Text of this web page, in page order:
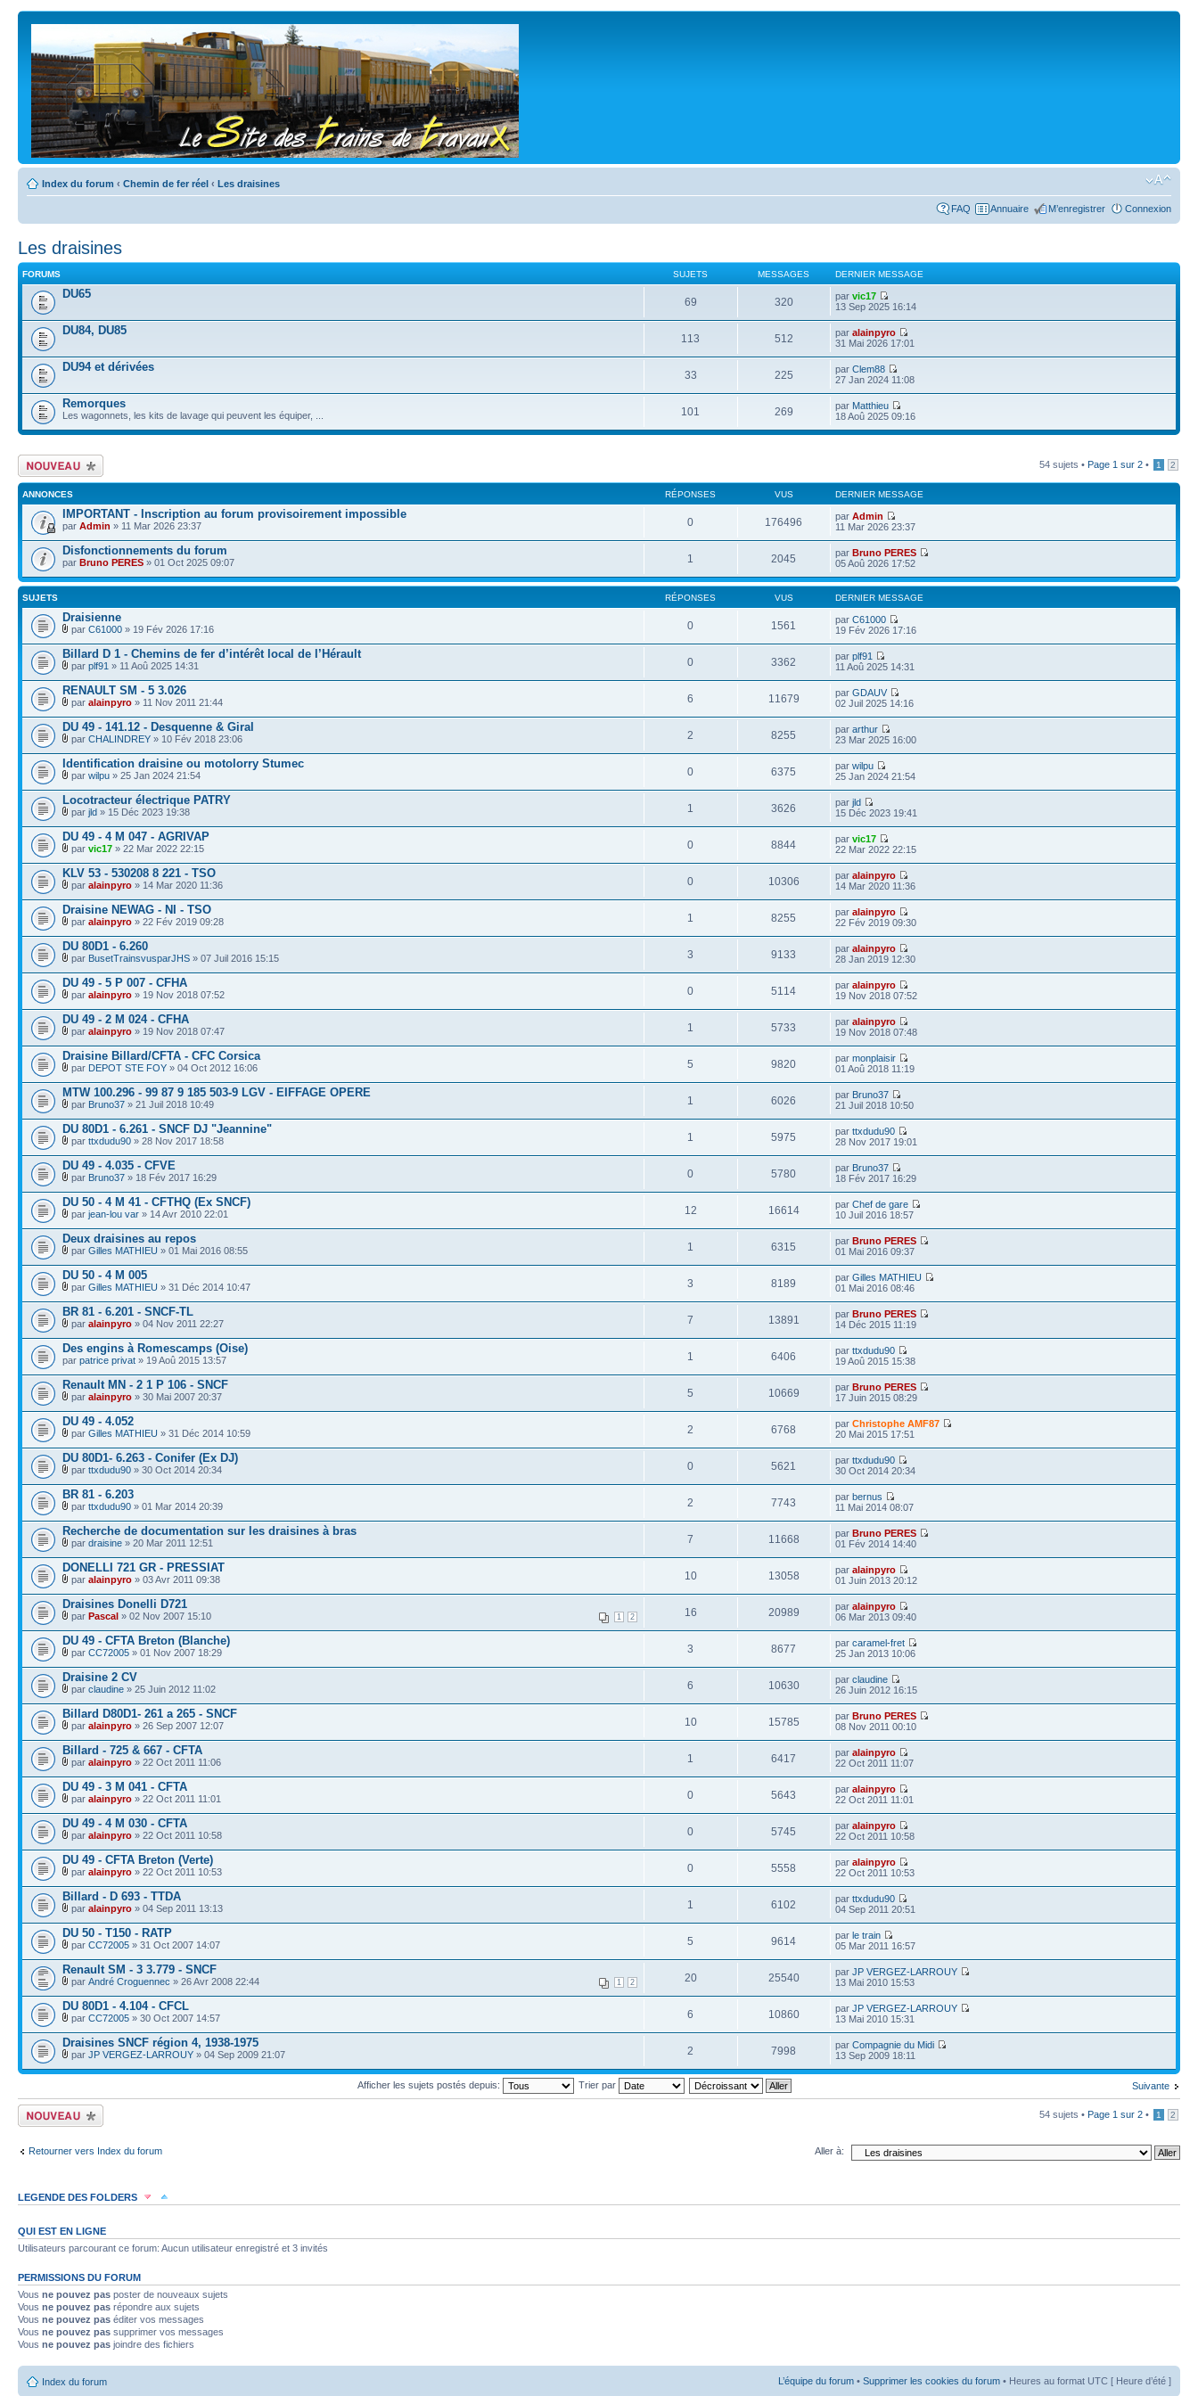
Index du forum ‹ Chemin de fer réel ‹ Les draisines
FAQ Annuaire M’enregistrer Connexion
Les draisines
FORUMS SUJETS MESSAGES DERNIER MESSAGE
DU65
69 320 parvic17
13 Sep 2025 16:14
DU84, DU85
113 512 paralainpyro
31 Mai 2026 17:01
DU94 et dérivées
33 225 parClem88
27 Jan 2024 11:08
Remorques
Les wagonnets, les kits de lavage qui peuvent les équiper, ... 101 269 par Matthieu
18 Aoû 2025 09:16
Écrire un nouveau
sujet
54 sujets • Page 1 sur 2 • 1 2
ANNONCES RÉPONSES VUS DERNIER MESSAGE
IMPORTANT - Inscription au forum provisoirement impossible
par Admin » 11 Mar 2026 23:37 0 176496 parAdmin
11 Mar 2026 23:37
Disfonctionnements du forum
par Bruno PERES » 01 Oct 2025 09:07 1 2045 parBruno PERES
05 Aoû 2026 17:52
SUJETS RÉPONSES VUS DERNIER MESSAGE
Draisienne
par C61000 » 19 Fév 2026 17:16 0 1561 parC61000
19 Fév 2026 17:16
Billard D 1 - Chemins de fer d’intérêt local de l’Hérault
par plf91 » 11 Aoû 2025 14:31 0 3362 parplf91
11 Aoû 2025 14:31
RENAULT SM - 5 3.026
par alainpyro » 11 Nov 2011 21:44 6 11679 parGDAUV
02 Juil 2025 14:16
DU 49 - 141.12 - Desquenne & Giral
par CHALINDREY » 10 Fév 2018 23:06 2 8255 pararthur
23 Mar 2025 16:00
Identification draisine ou motolorry Stumec
par wilpu » 25 Jan 2024 21:54 0 6375 parwilpu
25 Jan 2024 21:54
Locotracteur électrique PATRY
par jld » 15 Déc 2023 19:38 1 3626 parjld
15 Déc 2023 19:41
DU 49 - 4 M 047 - AGRIVAP
par vic17 » 22 Mar 2022 22:15 0 8844 parvic17
22 Mar 2022 22:15
KLV 53 - 530208 8 221 - TSO
par alainpyro » 14 Mar 2020 11:36 0 10306 paralainpyro
14 Mar 2020 11:36
Draisine NEWAG - NI - TSO
par alainpyro » 22 Fév 2019 09:28 1 8255 paralainpyro
22 Fév 2019 09:30
DU 80D1 - 6.260
par BusetTrainsvusparJHS » 07 Juil 2016 15:15 3 9133 paralainpyro
28 Jan 2019 12:30
DU 49 - 5 P 007 - CFHA
par alainpyro » 19 Nov 2018 07:52 0 5114 paralainpyro
19 Nov 2018 07:52
DU 49 - 2 M 024 - CFHA
par alainpyro » 19 Nov 2018 07:47 1 5733 paralainpyro
19 Nov 2018 07:48
Draisine Billard/CFTA - CFC Corsica
par DEPOT STE FOY » 04 Oct 2012 16:06 5 9820 parmonplaisir
01 Aoû 2018 11:19
MTW 100.296 - 99 87 9 185 503-9 LGV - EIFFAGE OPERE
par Bruno37 » 21 Juil 2018 10:49 1 6026 par Bruno37
21 Juil 2018 10:50
DU 80D1 - 6.261 - SNCF DJ "Jeannine"
par ttxdudu90 » 28 Nov 2017 18:58 1 5975 parttxdudu90
28 Nov 2017 19:01
DU 49 - 4.035 - CFVE
par Bruno37 » 18 Fév 2017 16:29 0 5780 par Bruno37
18 Fév 2017 16:29
DU 50 - 4 M 41 - CFTHQ (Ex SNCF)
par jean-lou var » 14 Avr 2010 22:01 12 16614 parChef de gare
10 Juil 2016 18:57
Deux draisines au repos
par Gilles MATHIEU » 01 Mai 2016 08:55 1 6315 parBruno PERES
01 Mai 2016 09:37
DU 50 - 4 M 005
par Gilles MATHIEU » 31 Déc 2014 10:47 3 8189 parGilles MATHIEU
01 Mai 2016 08:46
BR 81 - 6.201 - SNCF-TL
par alainpyro » 04 Nov 2011 22:27 7 13891 parBruno PERES
14 Déc 2015 11:19
Des engins à Romescamps (Oise)
par patrice privat » 19 Aoû 2015 13:57 1 6406 parttxdudu90
19 Aoû 2015 15:38
Renault MN - 2 1 P 106 - SNCF
par alainpyro » 30 Mai 2007 20:37 5 10669 parBruno PERES
17 Juin 2015 08:29
DU 49 - 4.052
par Gilles MATHIEU » 31 Déc 2014 10:59 2 6768 parChristophe AMF87
20 Mai 2015 17:51
DU 80D1- 6.263 - Conifer (Ex DJ)
par ttxdudu90 » 30 Oct 2014 20:34 0 5621 parttxdudu90
30 Oct 2014 20:34
BR 81 - 6.203
par ttxdudu90 » 01 Mar 2014 20:39 2 7743 parbernus
11 Mai 2014 08:07
Recherche de documentation sur les draisines à bras
par draisine » 20 Mar 2011 12:51 7 11668 parBruno PERES
01 Fév 2014 14:40
DONELLI 721 GR - PRESSIAT
par alainpyro » 03 Avr 2011 09:38 10 13058 paralainpyro
01 Juin 2013 20:12
Draisines Donelli D721
1 2
par Pascal » 02 Nov 2007 15:10 16 20989 paralainpyro
06 Mar 2013 09:40
DU 49 - CFTA Breton (Blanche)
par CC72005 » 01 Nov 2007 18:29 3 8677 parcaramel-fret
25 Jan 2013 10:06
Draisine 2 CV
par claudine » 25 Juin 2012 11:02 6 10630 parclaudine
26 Juin 2012 16:15
Billard D80D1- 261 a 265 - SNCF
par alainpyro » 26 Sep 2007 12:07 10 15785 parBruno PERES
08 Nov 2011 00:10
Billard - 725 & 667 - CFTA
par alainpyro » 22 Oct 2011 11:06 1 6417 paralainpyro
22 Oct 2011 11:07
DU 49 - 3 M 041 - CFTA
par alainpyro » 22 Oct 2011 11:01 0 5643 paralainpyro
22 Oct 2011 11:01
DU 49 - 4 M 030 - CFTA
par alainpyro » 22 Oct 2011 10:58 0 5745 paralainpyro
22 Oct 2011 10:58
DU 49 - CFTA Breton (Verte)
par alainpyro » 22 Oct 2011 10:53 0 5558 paralainpyro
22 Oct 2011 10:53
Billard - D 693 - TTDA
par alainpyro » 04 Sep 2011 13:13 1 6102 parttxdudu90
04 Sep 2011 20:51
DU 50 - T150 - RATP
par CC72005 » 31 Oct 2007 14:07 5 9614 parle train
05 Mar 2011 16:57
Renault SM - 3 3.779 - SNCF
1 2
par André Croguennec » 26 Avr 2008 22:44 20 25540 parJP VERGEZ-LARROUY
13 Mai 2010 15:53
DU 80D1 - 4.104 - CFCL
par CC72005 » 30 Oct 2007 14:57 6 10860 parJP VERGEZ-LARROUY
13 Mai 2010 15:31
Draisines SNCF région 4, 1938-1975
par JP VERGEZ-LARROUY » 04 Sep 2009 21:07 2 7998 parCompagnie du Midi
13 Sep 2009 18:11
Suivante
Afficher les sujets postés depuis: Trier par
Écrire un nouveau
sujet
54 sujets • Page 1 sur 2 • 1 2
Retourner vers Index du forum Aller à:
LEGENDE DES FOLDERS
Sujet non lu Sujet non lu dans lequel j'ai posté
Sujet populaire non lu Sujet non lu fermé
QUI EST EN LIGNE
Utilisateurs parcourant ce forum: Aucun utilisateur enregistré et 3 invités
PERMISSIONS DU FORUM
Vous ne pouvez pas poster de nouveaux sujets
Vous ne pouvez pas répondre aux sujets
Vous ne pouvez pas éditer vos messages
Vous ne pouvez pas supprimer vos messages
Vous ne pouvez pas joindre des fichiers
Index du forum L’équipe du forum • Supprimer les cookies du forum • Heures au format UTC [ Heure d’été ]